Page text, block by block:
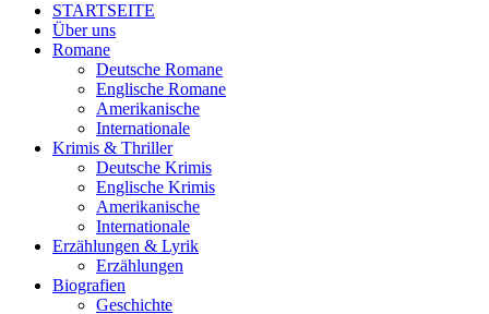
STARTSEITE
Über uns
Romane
Deutsche Romane
Englische Romane
Amerikanische
Internationale
Krimis & Thriller
Deutsche Krimis
Englische Krimis
Amerikanische
Internationale
Erzählungen & Lyrik
Erzählungen
Biografien
Geschichte